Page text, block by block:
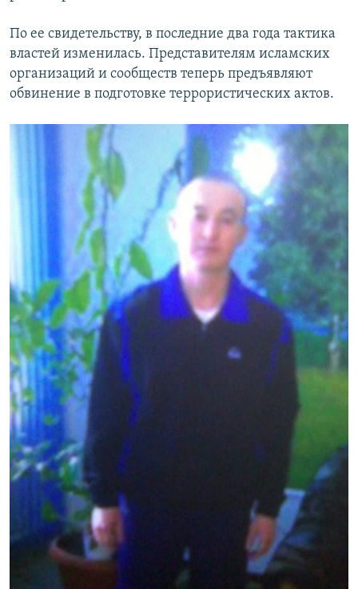
По ее свидетельству, в последние два года тактика
властей изменилась. Представителям исламских
организаций и сообществ теперь предъявляют
обвинение в подготовке террористических актов.